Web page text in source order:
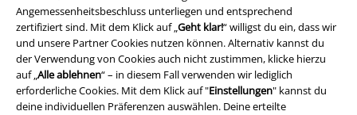
Angemessenheitsbeschluss unterliegen und entsprechend
zertifiziert sind. Mit dem Klick auf „Geht klar!“ willigst du ein, dass wir
und unsere Partner Cookies nutzen können. Alternativ kannst du
der Verwendung von Cookies auch nicht zustimmen, klicke hierzu
auf „Alle ablehnen“ – in diesem Fall verwenden wir lediglich
erforderliche Cookies. Mit dem Klick auf "Einstellungen" kannst du
deine individuellen Präferenzen auswählen. Deine erteilte
Impressum
Datenschutz
Entsorgung und Umweltschutz
Konformitätserklärung